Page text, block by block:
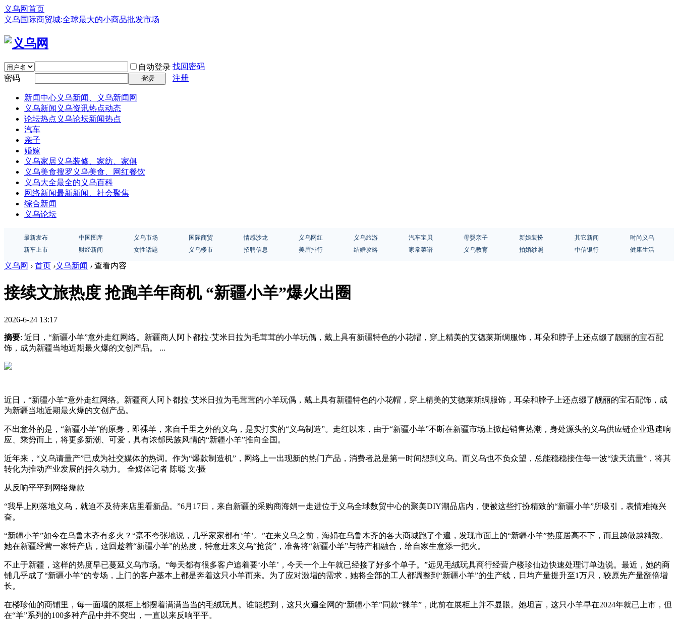
义乌网首页
义乌国际商贸城:全球最大的小商品批发市场
自动登录 找回密码
密码
登录 注册
新闻中心义乌新闻、义乌新闻网
义乌新闻 义乌资讯热点动态
论坛热点 义乌论坛新闻热点
汽车
亲子
婚嫁
义乌家居义乌装修、家纺、家俱
义乌美食搜罗义乌美食、网红餐饮
义乌大全最全的义乌百科
网络新闻最新新闻、社会聚焦
综合新闻
义乌论坛
最新发布 中国图库 义乌市场 国际商贸 情感沙龙 义乌网红 义乌旅游 汽车宝贝 母婴亲子 新娘装扮 其它新闻
时尚义乌
新车上市
财经新闻 女性话题 义乌楼市 招聘信息 美眉排行 结婚攻略 家常菜谱 义乌教育 拍婚纱照 中信银行 健康生活
义乌网 › 首页 ›义乌新闻 › 查看内容
接续文旅热度 抢跑羊年商机 “新疆小羊”爆火出圈
2026-6-24 13:17
摘要: 近日，“新疆小羊”意外走红网络。新疆商人阿卜都拉·艾米日拉为毛茸茸的小羊玩偶，戴上具有新疆特色的小花帽，穿上精美的艾德莱斯绸服饰，耳朵和脖子上还点缀了靓丽的宝石配
饰，成为新疆当地近期最火爆的文创产品。 ...
近日，“新疆小羊”意外走红网络。新疆商人阿卜都拉·艾米日拉为毛茸茸的小羊玩偶，戴上具有新疆特色的小花帽，穿上精美的艾德莱斯绸服饰，耳朵和脖子上还点缀了靓丽的宝石配饰，成
为新疆当地近期最火爆的文创产品。
不出意外的是，“新疆小羊”的原身，即裸羊，来自千里之外的义乌，是实打实的“义乌制造”。走红以来，由于“新疆小羊”不断在新疆市场上掀起销售热潮，身处源头的义乌供应链企业迅速响
应、乘势而上，将更多新潮、可爱，具有浓郁民族风情的“新疆小羊”推向全国。
近年来，“义乌请量产”已成为社交媒体的热词。作为“爆款制造机”，网络上一出现新的热门产品，消费者总是第一时间想到义乌。而义乌也不负众望，总能稳稳接住每一波“泼天流量”，将其
转化为推动产业发展的持久动力。 全媒体记者 陈聪 文/摄
从反响平平到网络爆款
“我早上刚落地义乌，就迫不及待来店里看新品。”6月17日，来自新疆的采购商海娟一走进位于义乌全球数贸中心的聚美DIY潮品店内，便被这些打扮精致的“新疆小羊”所吸引，表情难掩兴
奋。
“新疆小羊”如今在乌鲁木齐有多火？“毫不夸张地说，几乎家家都有‘羊’。”在来义乌之前，海娟在乌鲁木齐的各大商城跑了个遍，发现市面上的“新疆小羊”热度居高不下，而且越做越精致。
她在新疆经营一家特产店，这回趁着“新疆小羊”的热度，特意赶来义乌“抢货”，准备将“新疆小羊”与特产相融合，给自家生意添一把火。
不止于新疆，这样的热度早已蔓延义乌市场。“每天都有很多客户追着要‘小羊’，今天一个上午就已经接了好多个单子。”远见毛绒玩具商行经营户楼珍仙边快速处理订单边说。最近，她的商
铺几乎成了“新疆小羊”的专场，上门的客户基本上都是奔着这只小羊而来。为了应对激增的需求，她将全部的工人都调整到“新疆小羊”的生产线，日均产量提升至1万只，较原先产量翻倍增
长。
在楼珍仙的商铺里，每一面墙的展柜上都摆着满满当当的毛绒玩具。谁能想到，这只火遍全网的“新疆小羊”同款“裸羊”，此前在展柜上并不显眼。她坦言，这只小羊早在2024年就已上市，但
在“羊”系列的100多种产品中并不突出，一直以来反响平平。